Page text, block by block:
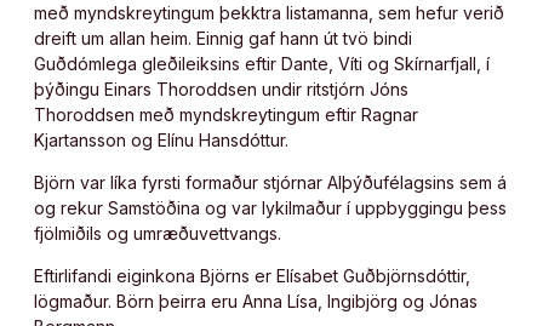
með myndskreytingum þekktra listamanna, sem hefur verið
dreift um allan heim. Einnig gaf hann út tvö bindi
Guðdómlega gleðileiksins eftir Dante, Víti og Skírnarfjall, í
þýðingu Einars Thoroddsen undir ritstjórn Jóns
Thoroddsen með myndskreytingum eftir Ragnar
Kjartansson og Elínu Hansdóttur.
Björn var líka fyrsti formaður stjórnar Alþýðufélagsins sem á
og rekur Samstöðina og var lykilmaður í uppbyggingu þess
fjölmiðils og umræðuvettvangs.
Eft­ir­lif­andi eig­in­kona Björns er Elísabet Guðbjörnsdóttir,
lögmaður. Börn þeirra eru Anna Lísa, Ingibjörg og Jónas